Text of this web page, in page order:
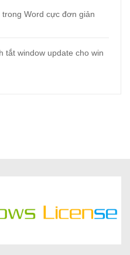
Word cực đơn giản
tắt window update cho win